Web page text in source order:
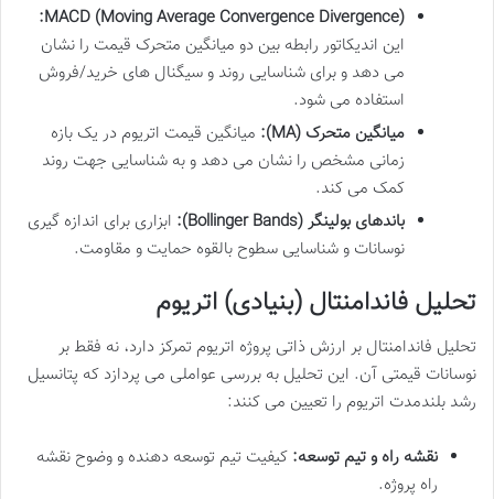
MACD (Moving Average Convergence Divergence):
این اندیکاتور رابطه بین دو میانگین متحرک قیمت را نشان
می دهد و برای شناسایی روند و سیگنال های خرید/فروش
استفاده می شود.
میانگین متحرک (MA):
میانگین قیمت اتریوم در یک بازه
زمانی مشخص را نشان می دهد و به شناسایی جهت روند
کمک می کند.
باندهای بولینگر (Bollinger Bands):
ابزاری برای اندازه گیری
نوسانات و شناسایی سطوح بالقوه حمایت و مقاومت.
تحلیل فاندامنتال (بنیادی) اتریوم
تحلیل فاندامنتال بر ارزش ذاتی پروژه اتریوم تمرکز دارد، نه فقط بر
نوسانات قیمتی آن. این تحلیل به بررسی عواملی می پردازد که پتانسیل
رشد بلندمدت اتریوم را تعیین می کنند:
نقشه راه و تیم توسعه: کیفیت تیم توسعه دهنده و وضوح نقشه
راه پروژه.